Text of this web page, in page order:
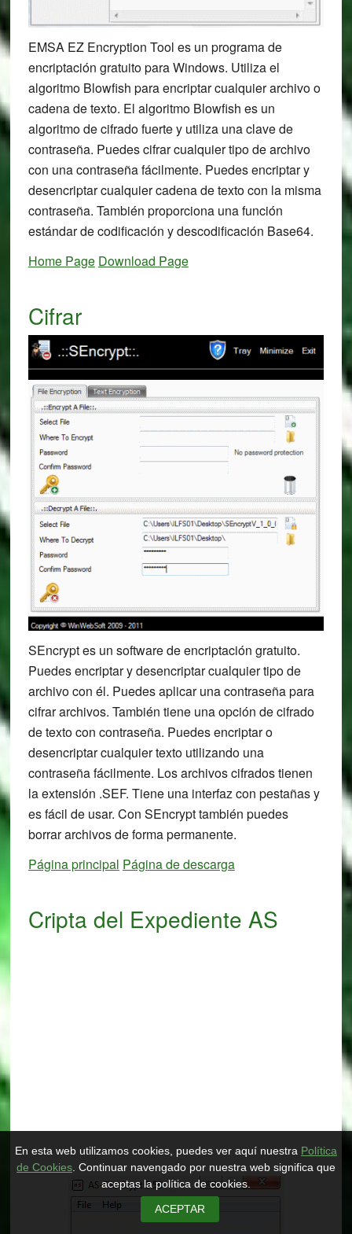
EMSA EZ Encryption Tool es un programa de
encriptación gratuito para Windows. Utiliza el
algoritmo Blowfish para encriptar cualquier archivo o
cadena de texto. El algoritmo Blowfish es un
algoritmo de cifrado fuerte y utiliza una clave de
contraseña. Puedes cifrar cualquier tipo de archivo
con una contraseña fácilmente. Puedes encriptar y
desencriptar cualquier cadena de texto con la misma
contraseña. También proporciona una función
estándar de codificación y descodificación Base64.
Home Page Download Page
Cifrar
SEncrypt es un software de encriptación gratuito.
Puedes encriptar y desencriptar cualquier tipo de
archivo con él. Puedes aplicar una contraseña para
cifrar archivos. También tiene una opción de cifrado
de texto con contraseña. Puedes encriptar o
desencriptar cualquier texto utilizando una
contraseña fácilmente. Los archivos cifrados tienen
la extensión .SEF. Tiene una interfaz con pestañas y
es fácil de usar. Con SEncrypt también puedes
borrar archivos de forma permanente.
Página principal Página de descarga
Cripta del Expediente AS
En esta web utilizamos cookies, puedes ver aquí nuestra Política
de Cookies. Continuar navengado por nuestra web significa que
aceptas la política de cookies.
ACEPTAR